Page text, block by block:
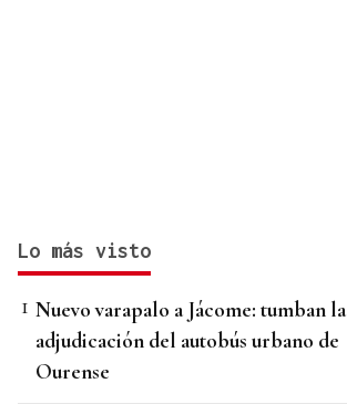
Lo más visto
Nuevo varapalo a Jácome: tumban la
adjudicación del autobús urbano de
Ourense